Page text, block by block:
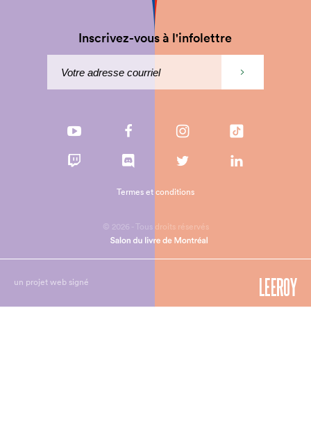
Inscrivez-vous à l'infolettre
© 2026 - Tous droits réservés
Termes et conditions
un projet web signé